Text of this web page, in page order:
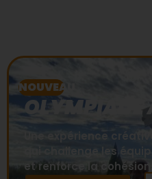
NOUVEAU
OLYMPIADE
Une expérience
qui challenge les
et renforce la cohésion.